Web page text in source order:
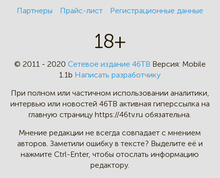
Партнеры Прайс-лист Регистрационные данные
18+
© 2011 - 2020 Сетевое издание 46ТВ Версия: Mobile
1.1b Написать разработчику
При полном или частичном использовании аналитики,
интервью или новостей 46TB активная гиперссылка на
главную страницу https://46tv.ru обязательна.
Мнение редакции не всегда совпадает с мнением
авторов. Заметили ошибку в тексте? Выделите её и
нажмите Ctrl-Enter, чтобы отослать информацию
редактору.